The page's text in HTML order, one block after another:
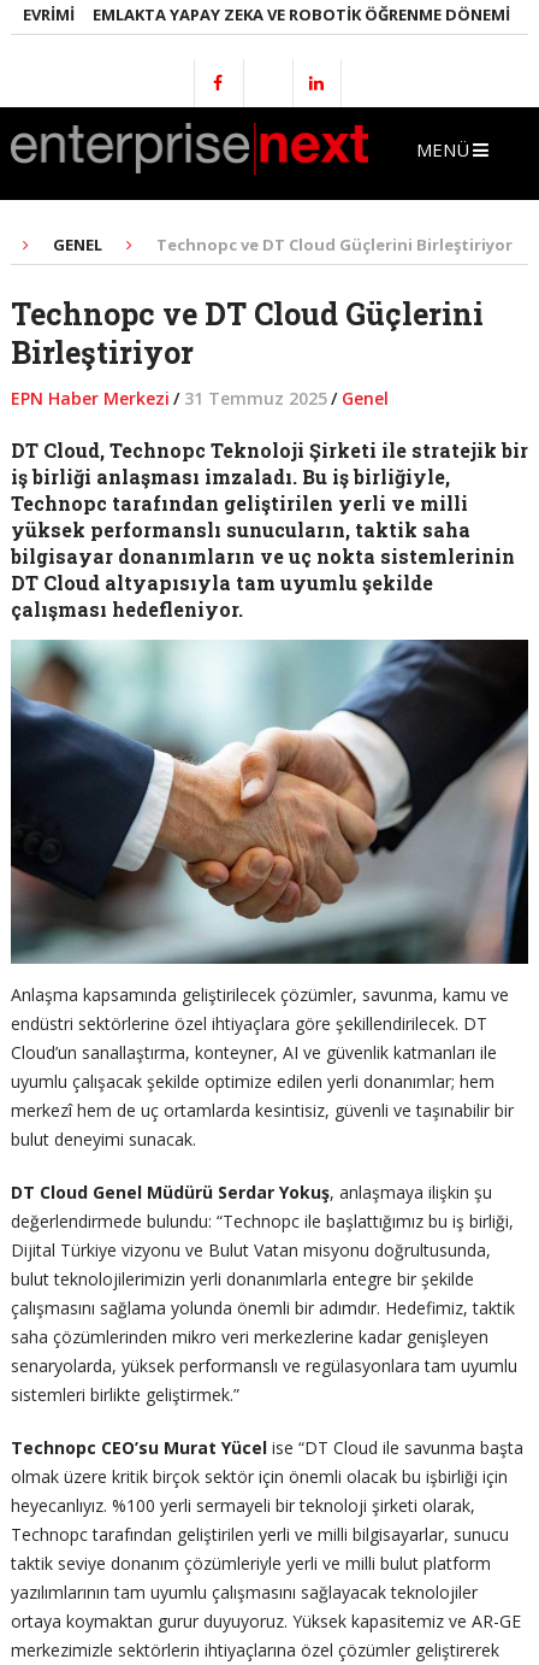
EMLAKTA YAPAY ZEKA VE ROBOTIK ÖĞRENME DÖNEMI
MENÜ
GENEL Technopc ve DT Cloud Güçlerini Birleştiriyor
Technopc ve DT Cloud Güçlerini
Birleştiriyor
EPN Haber Merkezi / 31 Temmuz 2025/ Genel
DT Cloud, Technopc Teknoloji Şirketi ile stratejik bir
iş birliği anlaşması imzaladı. Bu iş birliğiyle,
Technopc tarafından geliştirilen yerli ve milli
yüksek performanslı sunucuların, taktik saha
bilgisayar donanımların ve uç nokta sistemlerinin
DT Cloud altyapısıyla tam uyumlu şekilde
çalışması hedefleniyor.
Anlaşma kapsamında geliştirilecek çözümler, savunma, kamu ve
endüstri sektörlerine özel ihtiyaçlara göre şekillendirilecek. DT
Cloud’un sanallaştırma, konteyner, AI ve güvenlik katmanları ile
uyumlu çalışacak şekilde optimize edilen yerli donanımlar; hem
merkezî hem de uç ortamlarda kesintisiz, güvenli ve taşınabilir bir
bulut deneyimi sunacak.
DT Cloud Genel Müdürü Serdar Yokuş, anlaşmaya ilişkin şu
değerlendirmede bulundu: “Technopc ile başlattığımız bu iş birliği,
Dijital Türkiye vizyonu ve Bulut Vatan misyonu doğrultusunda,
bulut teknolojilerimizin yerli donanımlarla entegre bir şekilde
çalışmasını sağlama yolunda önemli bir adımdır. Hedefimiz, taktik
saha çözümlerinden mikro veri merkezlerine kadar genişleyen
senaryolarda, yüksek performanslı ve regülasyonlara tam uyumlu
sistemleri birlikte geliştirmek.”
Technopc CEO’su Murat Yücelise “DT Cloud ile savunma başta
olmak üzere kritik birçok sektör için önemli olacak bu işbirliği için
heyecanlıyız. %100 yerli sermayeli bir teknoloji şirketi olarak,
Technopc tarafından geliştirilen yerli ve milli bilgisayarlar, sunucu
taktik seviye donanım çözümleriyle yerli ve milli bulut platform
yazılımlarının tam uyumlu çalışmasını sağlayacak teknolojiler
ortaya koymaktan gurur duyuyoruz. Yüksek kapasitemiz ve AR-GE
merkezimizle sektörlerin ihtiyaçlarına özel çözümler geliştirerek